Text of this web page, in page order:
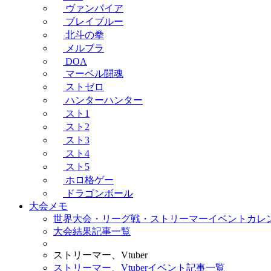
ヴァンパイア
ブレイブルー
北斗の拳
メルブラ
DOA
マーベル闘魂
ストゼロ
ハンターハンター
スト1
スト2
スト3
スト4
スト5
ホロ格ゲー
ドラゴンボール
大会メモ
世界大会・リーグ戦・ストリーマーイベントカレ
大会結果記事一覧
ストリーマー、Vtuber
ストリーマー、Vtuberイベント記事一覧